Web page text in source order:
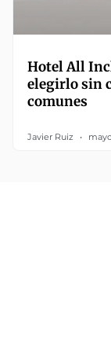
Hotel All
elegirlo sin
comunes
Javier Ruiz